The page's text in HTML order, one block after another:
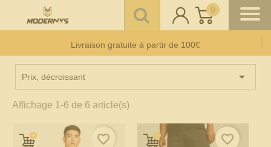
0
Livraison gratuite à partir de 100€
Offre un 🎁 Moderny’s : Coup de 💘 assuré
Prix, décroissant 
Affichage 1-6 de 6 article(s)
favorite_border favorite_border